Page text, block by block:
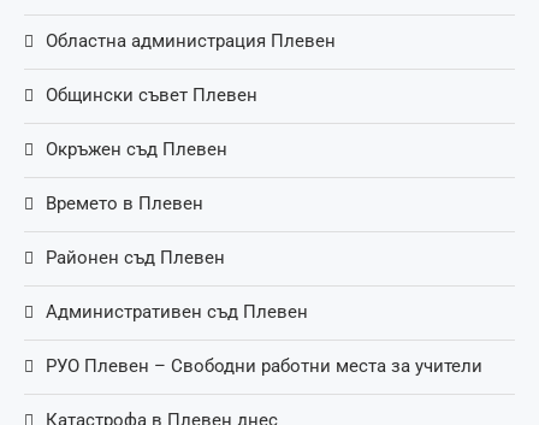
Областна администрация Плевен
Общински съвет Плевен
Окръжен съд Плевен
Времето в Плевен
Районен съд Плевен
Административен съд Плевен
РУО Плевен – Свободни работни места за учители
Катастрофа в Плевен днес